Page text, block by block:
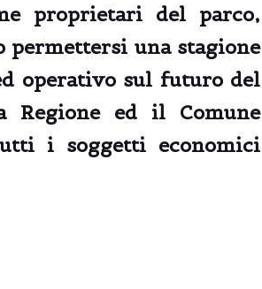
proprietari del parco,
permettersi una stagione
operativo sul futuro del
Regione ed il Comune
i soggetti economici